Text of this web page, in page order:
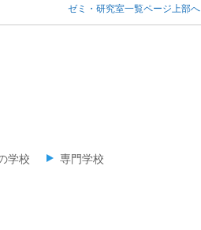
ゼミ・研究室一覧ページ上部へ
学校
専門学校